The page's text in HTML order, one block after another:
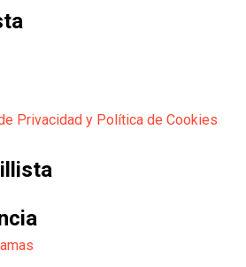
Privacidad y Política de Cookies